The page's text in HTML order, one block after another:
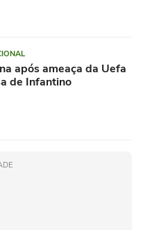
após ameaça da Uefa
de Infantino